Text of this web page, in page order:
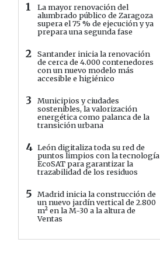
1
La mayor renovación del
alumbrado público de Zaragoza
supera el 75 % de ejecución y ya
prepara una segunda fase
2
Santander inicia la renovación
de cerca de 4.000 contenedores
con un nuevo modelo más
accesible e higiénico
3
Municipios y ciudades
sostenibles, la valorización
energética como palanca de la
transición urbana
4 León digitaliza toda su red de
puntos limpios con la tecnología
EcoSAT para garantizar la
trazabilidad de los residuos
5
Madrid inicia la construcción de
un nuevo jardín vertical de 2.800
m² en la M-30 a la altura de
Ventas